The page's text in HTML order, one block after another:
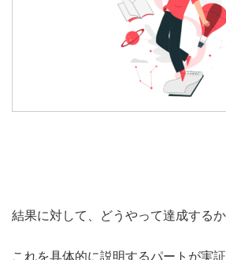
結果に対して、どうやって達成するか
これを具体的に説明するパートが実証